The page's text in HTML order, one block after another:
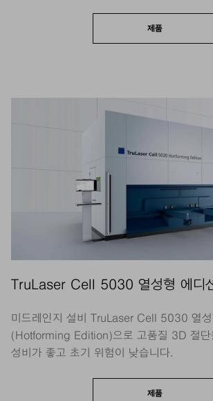
제품
TruLaser Cell 5030 열성형 에디
미드레인지 설비 TruLaser Cell 5030 열성
(Hotforming Edition)으로 고품질 3D 절단
성비가 좋고 초기 위험이 낮습니다.
제품